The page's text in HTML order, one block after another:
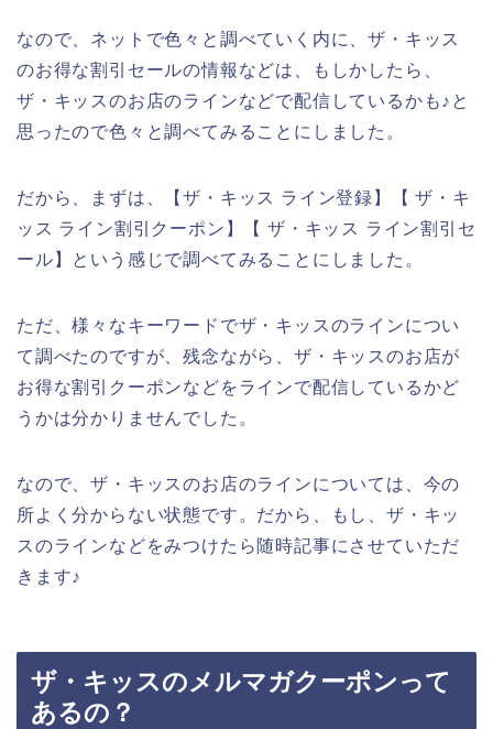
なので、ネットで色々と調べていく内に、ザ・キッス
のお得な割引セールの情報などは、もしかしたら、
ザ・キッスのお店のラインなどで配信しているかも♪と
思ったので色々と調べてみることにしました。
だから、まずは、【ザ・キッス ライン登録】【 ザ・キ
ッス ライン割引クーポン】【 ザ・キッス ライン割引セ
ール】という感じで調べてみることにしました。
ただ、様々なキーワードでザ・キッスのラインについ
て調べたのですが、残念ながら、ザ・キッスのお店が
お得な割引クーポンなどをラインで配信しているかど
うかは分かりませんでした。
なので、ザ・キッスのお店のラインについては、今の
所よく分からない状態です。だから、もし、ザ・キッ
スのラインなどをみつけたら随時記事にさせていただ
きます♪
ザ・キッスのメルマガクーポンって
あるの？